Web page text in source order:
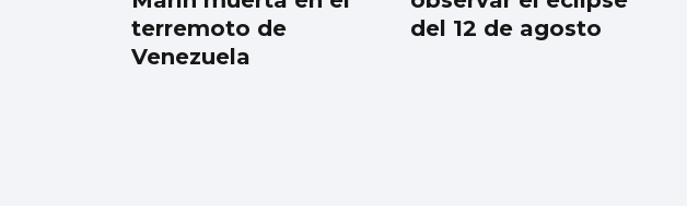
terremoto de
Venezuela
del 12 de agosto